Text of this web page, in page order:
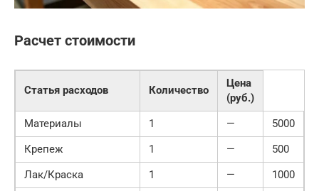
Расчет стоимости
Статья расходов Количество
Цена
(руб.)
Материалы
1 —
5000
Крепеж
1 —
500
Лак/Краска
1 —
1000